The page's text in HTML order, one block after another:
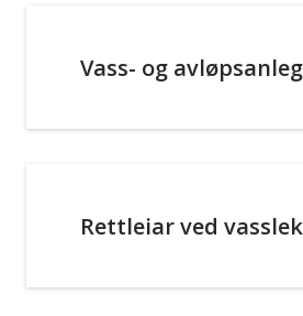
Vass- og
Rettleiar ved